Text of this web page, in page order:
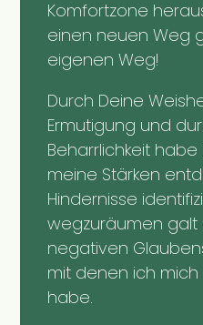
Komfortzone
einen neuen Weg
eigenen Weg!
Durch Deine
Ermutigung und
Beharrlichkeit
meine Stärken
Hindernisse
wegzuräumen
negativen
mit denen ich
habe.